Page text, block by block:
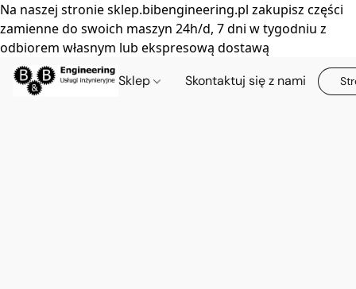
Na naszej stronie sklep.bibengineering.pl zakupisz części
zamienne do swoich maszyn 24h/d, 7 dni w tygodniu z
odbiorem własnym lub ekspresową dostawą
Sklep Skontaktuj się z nami